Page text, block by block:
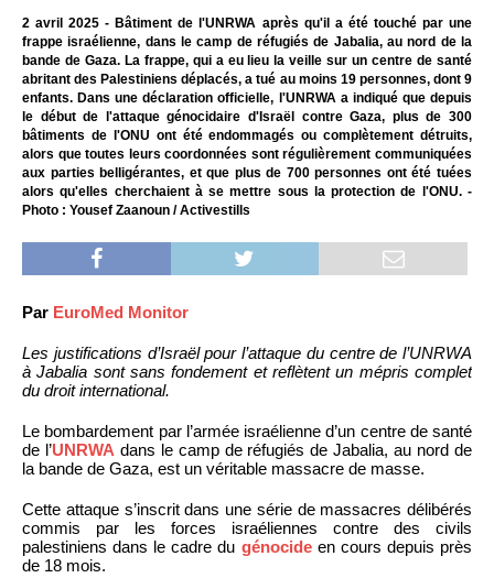
2 avril 2025 - Bâtiment de l'UNRWA après qu'il a été touché par une
frappe israélienne, dans le camp de réfugiés de Jabalia, au nord de la
bande de Gaza. La frappe, qui a eu lieu la veille sur un centre de santé
abritant des Palestiniens déplacés, a tué au moins 19 personnes, dont 9
enfants. Dans une déclaration officielle, l'UNRWA a indiqué que depuis
le début de l'attaque génocidaire d'Israël contre Gaza, plus de 300
bâtiments de l'ONU ont été endommagés ou complètement détruits,
alors que toutes leurs coordonnées sont régulièrement communiquées
aux parties belligérantes, et que plus de 700 personnes ont été tuées
alors qu'elles cherchaient à se mettre sous la protection de l'ONU. -
Photo : Yousef Zaanoun / Activestills
Par EuroMed Monitor
Les justifications d’Israël pour l’attaque du centre de l’UNRWA
à Jabalia sont sans fondement et reflètent un mépris complet
du droit international.
Le bombardement par l’armée israélienne d’un centre de santé
de l’UNRWA dans le camp de réfugiés de Jabalia, au nord de
la bande de Gaza, est un véritable massacre de masse.
Cette attaque s’inscrit dans une série de massacres délibérés
commis par les forces israéliennes contre des civils
palestiniens dans le cadre du génocideen cours depuis près
de 18 mois.